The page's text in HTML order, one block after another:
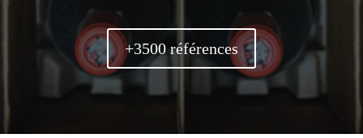
+3500 références